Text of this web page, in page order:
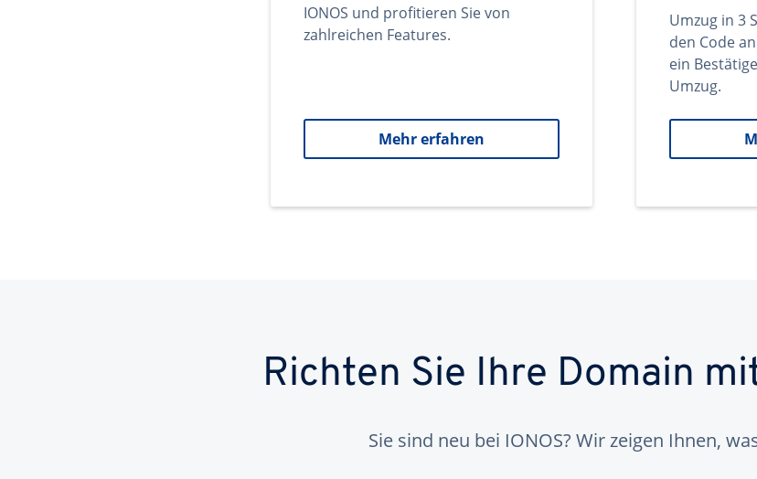
IONOS und profitieren Sie von
zahlreichen Features.
Mehr erfahren
Umzug in 3
den Code
ein
Umzug.
Richten Sie Ihre Domain
Sie sind neu bei IONOS? Wir zeigen Ihnen,